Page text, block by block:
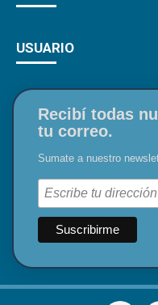
USUARIO
Recibí todas
tu correo.
Sumate a nuestro